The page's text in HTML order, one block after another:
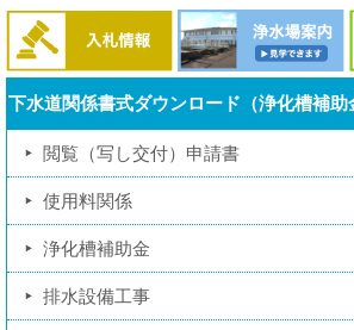
下水道関係書式ダウンロード（浄化槽補助
閲覧（写し交付）申請書
使用料関係
浄化槽補助金
排水設備工事